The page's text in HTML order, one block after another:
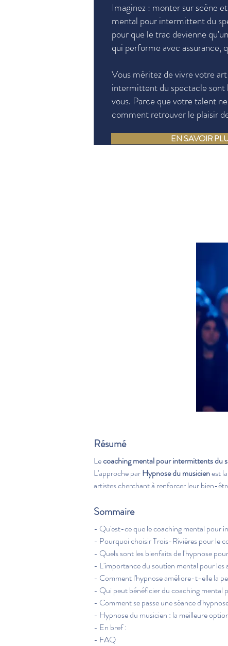
Imaginez : monter sur scène
mental pour intermittent du
pour que le trac devienne
qui performe avec assurance,
Vous méritez de vivre votre
intermittent du spectacle sont
vous. Parce que votre talent
comment retrouver le plaisir
EN SAVOIR
Résumé
Le coaching mental pour intermittents du
L'approche par Hypnose du musicien est
artistes cherchant à renforcer leur bien-
Sommaire
- Qu'est-ce que le coaching mental pour
- Pourquoi choisir Trois-Rivières pour le
- Quels sont les bienfaits de l'hypnose
- L'importance du soutien mental pour les
- Comment l'hypnose améliore-t-elle la
- Qui peut bénéficier du coaching mental
- Comment se passe une séance
- Hypnose du musicien : la meilleure
- En bref :
- FAQ